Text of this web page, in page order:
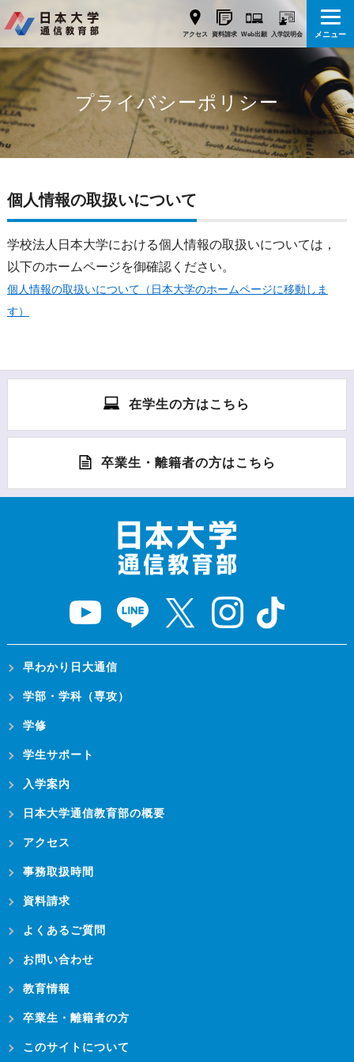
アクセス 資料請求 Web出願 入学説明会 メニュー
プライバシーポリシー
個人情報の取扱いについて
学校法人日本大学における個人情報の取扱いについては，
以下のホームページを御確認ください。
個人情報の取扱いについて（日本大学のホームページに移動しま
す）
在学生の方はこちら
卒業生・離籍者の方はこちら
早わかり日大通信
学部・学科（専攻）
学修
学生サポート
入学案内
日本大学通信教育部の概要
アクセス
事務取扱時間
資料請求
よくあるご質問
お問い合わせ
教育情報
卒業生・離籍者の方
このサイトについて